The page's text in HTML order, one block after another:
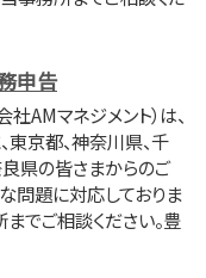
申告
AMマネジメント）は、
東京都、神奈川県、千
良県の皆さまからのご
問題に対応しておりま
でご相談ください。豊